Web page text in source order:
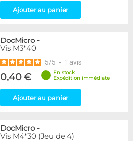
Ajouter au panier
DocMicro-
Vis M3*40
5/5 - 1 avis
0,40 €
En stock
Expédition immédiate
Ajouter au panier
DocMicro-
Vis M4*30 (Jeu de 4)